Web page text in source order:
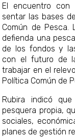
El encuentro con
sentar las bases
Común de Pesca.
defienda una
de los fondos y
con el futuro de
trabajar en el
Política Común de
Rubira indicó
pesquera propia,
sociales,
planes de gestión